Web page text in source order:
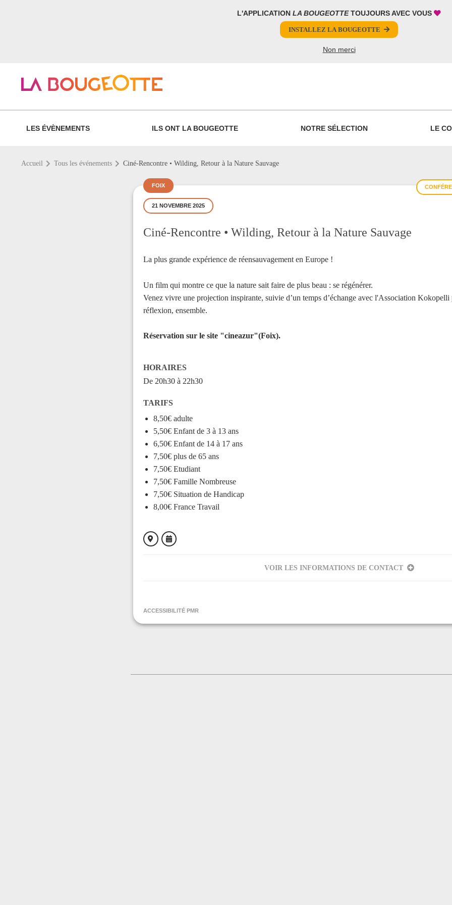
L'APPLICATION LA BOUGEOTTETOUJOURS AVEC VOUS
INSTALLEZ LA BOUGEOTTE
Non merci
LES ÉVÈNEMENTS ILS ONT LA BOUGEOTTE NOTRE SÉLECTION LE
Accueil Tous les événements Ciné-Rencontre • Wilding, Retour à la Nature Sauvage
FOIX
21 NOVEMBRE 2025
Ciné-Rencontre • Wilding, Retour à la Nature Sauvage
La plus grande expérience de réensauvagement en Europe !
Un film qui montre ce que la nature sait faire de plus beau : se régénérer.
Venez vivre une projection inspirante, suivie d’un temps d’échange avec l'Association
réflexion, ensemble.
Réservation sur le site "cineazur"(Foix).
HORAIRES
De 20h30 à 22h30
TARIFS
8,50€ adulte
5,50€ Enfant de 3 à 13 ans
6,50€ Enfant de 14 à 17 ans
7,50€ plus de 65 ans
7,50€ Etudiant
7,50€ Famille Nombreuse
7,50€ Situation de Handicap
8,00€ France Travail
VOIR LES INFORMATIONS DE CONTACT
CinéAzur - Le Rex
ACCESSIBILITÉ PMR
PARTAGER